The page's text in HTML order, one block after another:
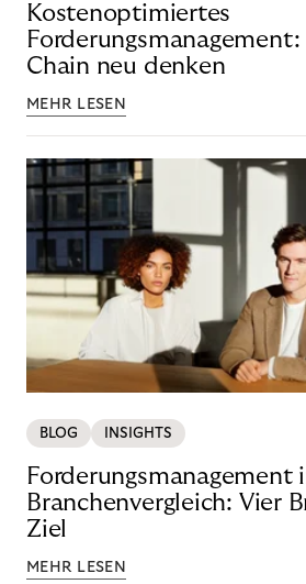
Kostenoptimiertes
Forderungsmanagement:
Chain neu denken
MEHR LESEN
BLOG INSIGHTS
Forderungsmanagement
Branchenvergleich: Vier
Ziel
MEHR LESEN